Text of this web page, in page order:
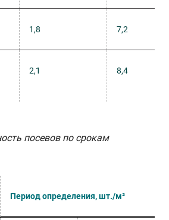
1,8 7,2
2,1 8,4
посевов по срокам
Период определения, шт./м²